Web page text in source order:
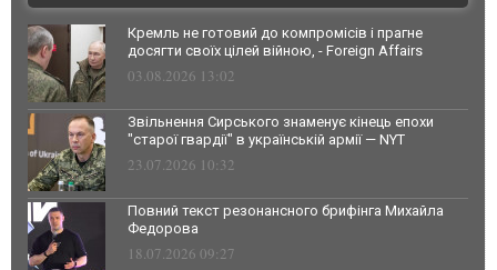
Кремль не готовий до компромісів і прагне
досягти своїх цілей війною, - Foreign Affairs
03.08.2026 13:02
Звільнення Сирського знаменує кінець епохи
"старої гвардії" в українській армії — NYT
23.07.2026 10:32
Повний текст резонансного брифінга Михайла
Федорова
18.07.2026 09:27